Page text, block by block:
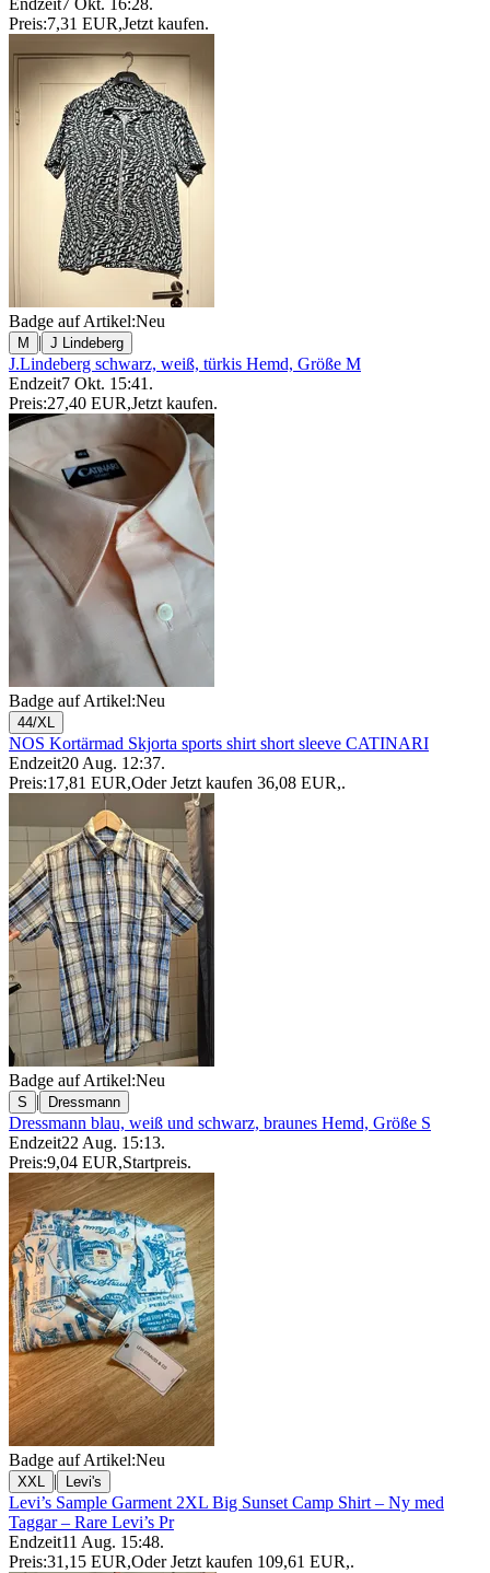
Endzeit7 Okt. 16:28.
Preis:7,31 EUR,Jetzt kaufen.
Badge auf Artikel:Neu
M | J Lindeberg
J.Lindeberg schwarz, weiß, türkis Hemd, Größe M
Endzeit7 Okt. 15:41 .
Preis:27,40 EUR,Jetzt kaufen.
Badge auf Artikel:Neu
44/XL
NOS Kortärmad Skjorta sports shirt short sleeve CATINARI
Endzeit20 Aug. 12:37.
Preis:17,81 EUR,Oder Jetzt kaufen 36,08 EUR,.
Badge auf Artikel:Neu
S | Dressmann
Dressmann blau, weiß und schwarz, braunes Hemd, Größe S
Endzeit22 Aug. 15:13.
Preis:9,04 EUR,Startpreis.
Badge auf Artikel:Neu
XXL | Levi's
Levi’s Sample Garment 2XL Big Sunset Camp Shirt – Ny med
Taggar – Rare Levi’s Pr
Endzeit11 Aug. 15:48.
Preis:31,15 EUR,Oder Jetzt kaufen 109,61 EUR,.